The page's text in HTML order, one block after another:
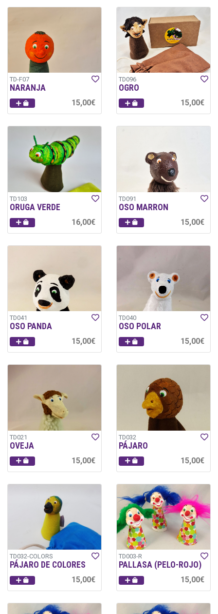
TD-F07
NARANJA
15,00€
TD096
OGRO
15,00€
TD103
ORUGA VERDE
16,00€
TD091
OSO MARRON
15,00€
TD041
OSO PANDA
15,00€
TD040
OSO POLAR
15,00€
TD021
OVEJA
15,00€
TD032
PÁJARO
15,00€
TD032-COLORS
PÁJARO DE COLORES
15,00€
TD003-R
PALLASA (PELO-ROJO)
15,00€